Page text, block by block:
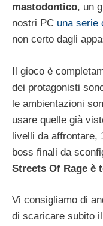
mastodontico, un
nostri PC una serie
non certo dagli
Il gioco è
dei protagonisti
le ambientazioni
usare quelle già
livelli da affrontare,
boss finali da
Streets Of Rage è
Vi consigliamo di
di scaricare subito